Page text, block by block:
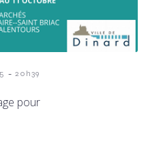
- 20h39
pour